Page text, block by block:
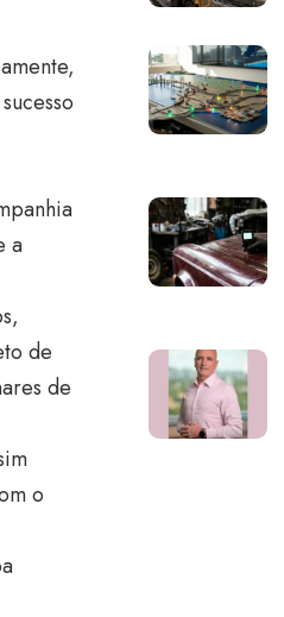
a
de
de
o